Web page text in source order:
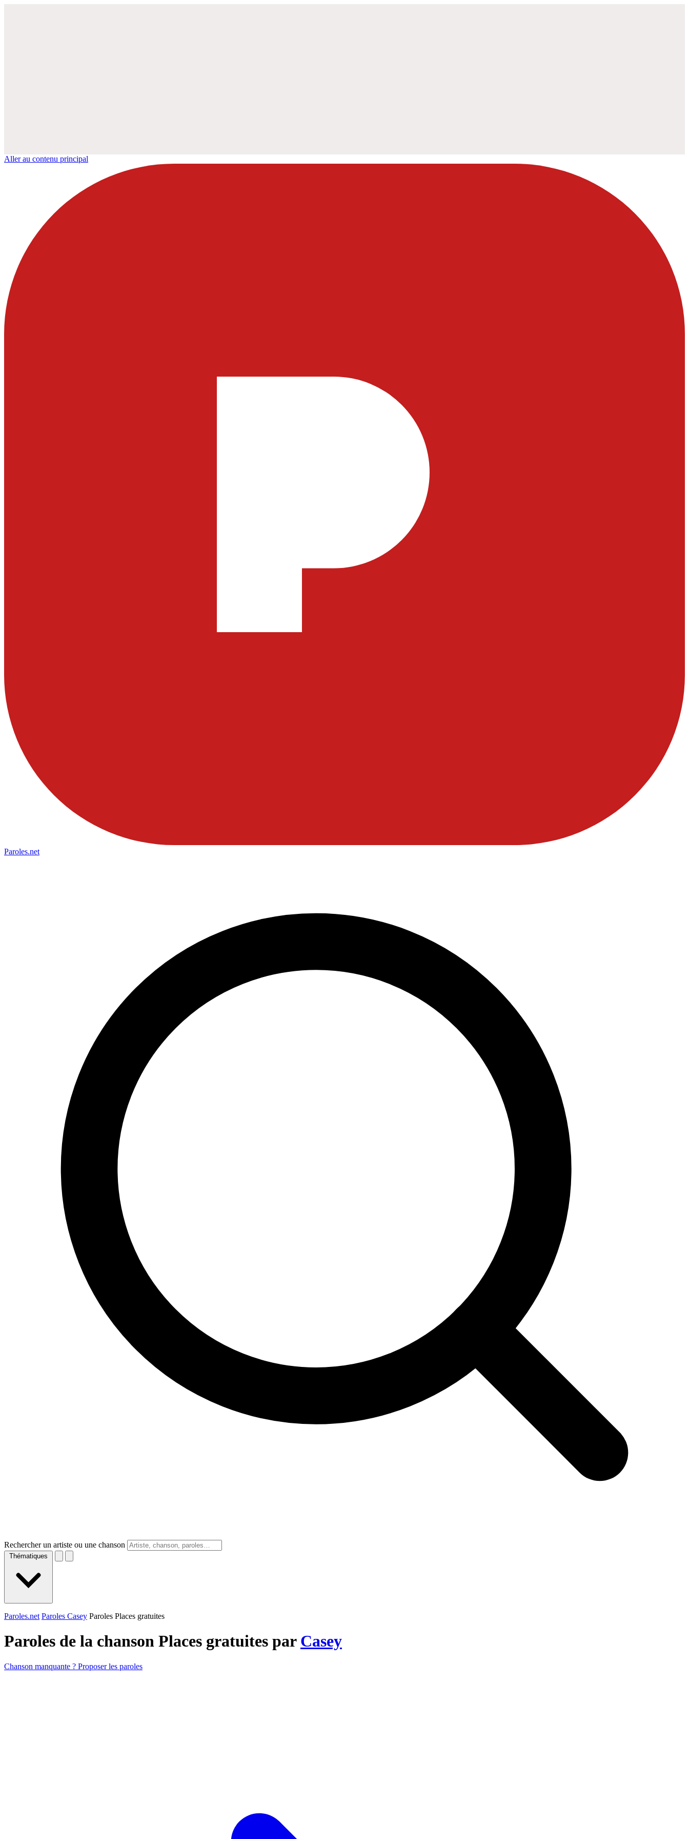
Aller au contenu principal
Paroles.net
Rechercher un artiste ou une chanson
Thématiques
Paroles.net Paroles Casey Paroles Places gratuites
Paroles de la chanson Places gratuites par Casey
Chanson manquante ? Proposer les paroles